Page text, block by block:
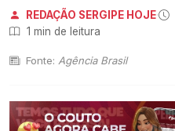
REDAÇÃO SERGIPE HOJE·
1 min de leitura
Fonte: Agência Brasil